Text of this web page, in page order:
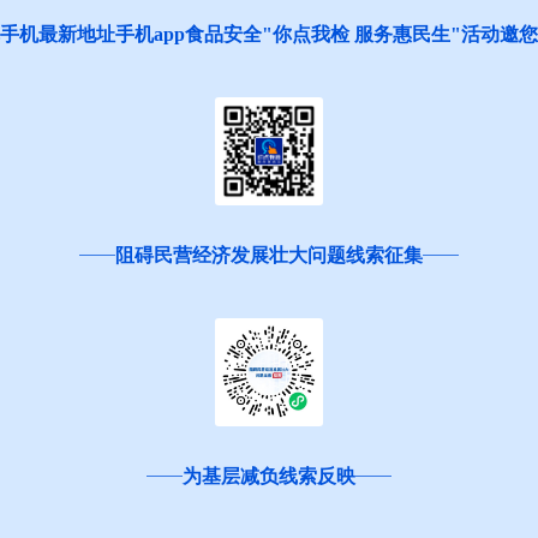
机最新地址手机app食品安全"你点我检 服务惠民生"活动邀
阻碍民营经济发展壮大问题线索征集
为基层减负线索反映